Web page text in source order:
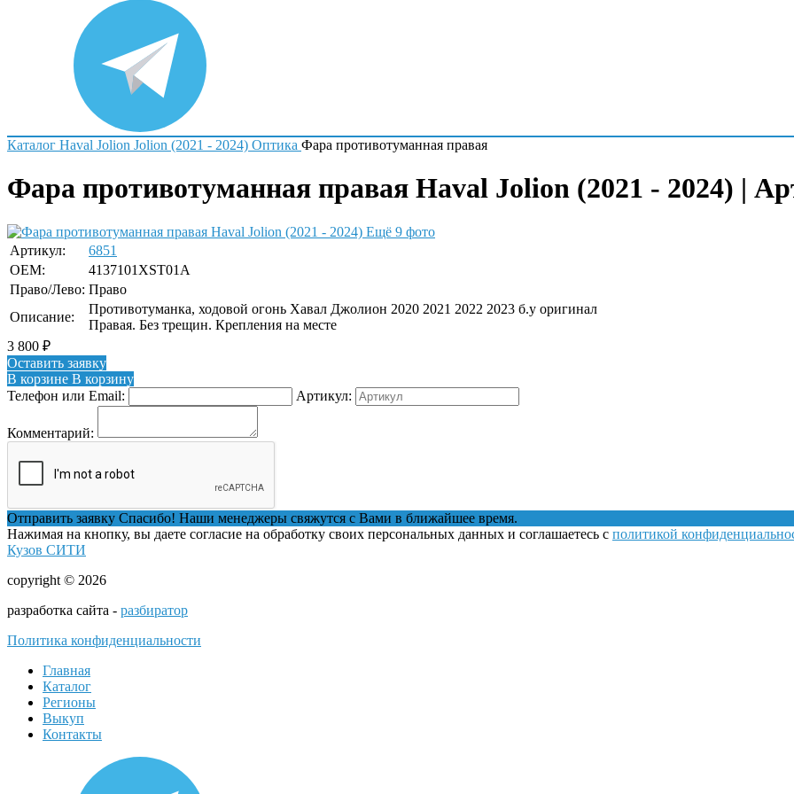
Каталог Haval Jolion Jolion (2021 - 2024) Оптика Фара противотуманная правая
Фара противотуманная правая Haval Jolion (2021 - 2024) |
Ещё 9 фото
Артикул:
6851
OEM:
4137101XST01A
Право/Лево: Право
Описание:
Противотуманка, ходовой огонь Хавал Джолион 2020 2021 2022 2023 б.у оригинал
Правая. Без трещин. Крепления на месте
3 800 ₽
Оставить заявку
В корзине В корзину
Телефон или Email:
Артикул:
Комментарий:
Отправить заявку Спасибо! Наши менеджеры свяжутся с Вами в ближайшее время.
Нажимая на кнопку, вы даете согласие на обработку своих персональных данных и соглашаетесь с политикой
Кузов СИТИ
copyright © 2026
разработка сайта - разбиратор
Политика конфиденциальности
Главная
Каталог
Регионы
Выкуп
Контакты